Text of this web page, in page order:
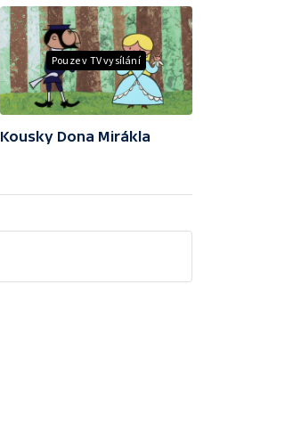
Pouze v TV vysílání
Kousky Dona Mirákla